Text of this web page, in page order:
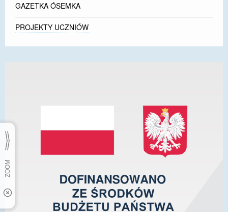
GAZETKA ÓSEMKA
PROJEKTY UCZNIÓW